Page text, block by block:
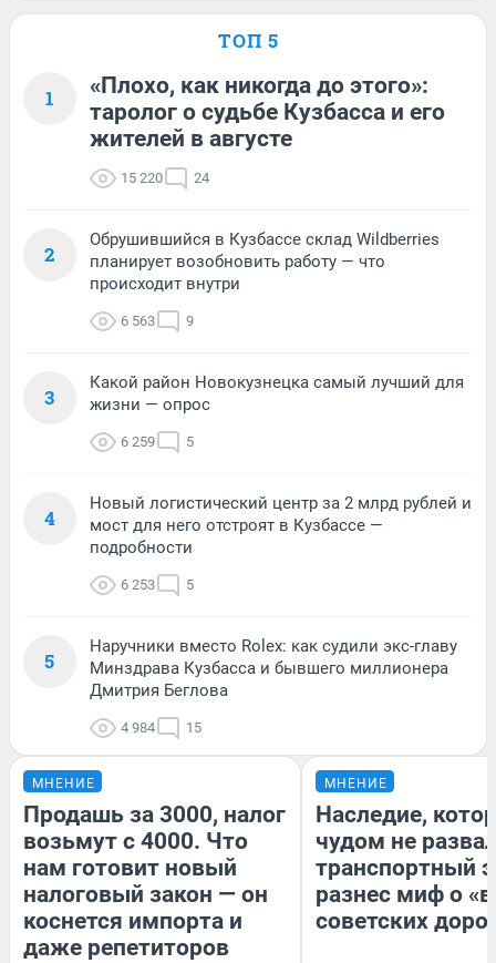
ТОП 5
1
«Плохо, как никогда до этого»:
таролог о судьбе Кузбасса и его
жителей в августе
15 220 24
2
Обрушившийся в Кузбассе склад Wildberries
планирует возобновить работу — что
происходит внутри
6 563 9
3
Какой район Новокузнецка самый лучший для
жизни — опрос
6 259 5
4
Новый логистический центр за 2 млрд рублей и
мост для него отстроят в Кузбассе —
подробности
6 253 5
5
Наручники вместо Rolex: как судили экс-главу
Минздрава Кузбасса и бывшего миллионера
Дмитрия Беглова
4 984 15
МНЕНИЕ
Продашь за 3000, налог
возьмут с 4000. Что
нам готовит новый
налоговый закон — он
коснется импорта и
даже репетиторов
МНЕНИЕ
Наследие,
чудом не
транспортный
разнес миф о
советских